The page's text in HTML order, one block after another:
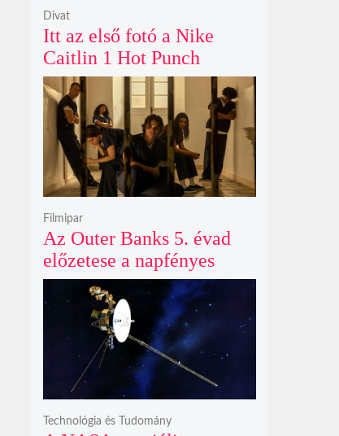
Itt az első fotó a Nike
Caitlin 1 Hot Punch
cipőjéről brutálisan ütős
színben
Divat
Az Outer Banks 5. évad
előzetese a napfényes
kalandok helyett
kíméletlen
bosszúhadjáratot ígér
Filmipar
Technológia és Tudomány